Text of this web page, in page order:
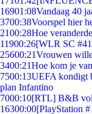
16901:08Vandaag 40
3700:38Voorspel hier
2100:28Hoe
11900:26[WLR SC
25600:21Vrouwen
3400:21Hoe kom je
7500:13UEFA kondigt
plan Infantino
7000:10[RTL] B&B vol
16300:00[PlayStation